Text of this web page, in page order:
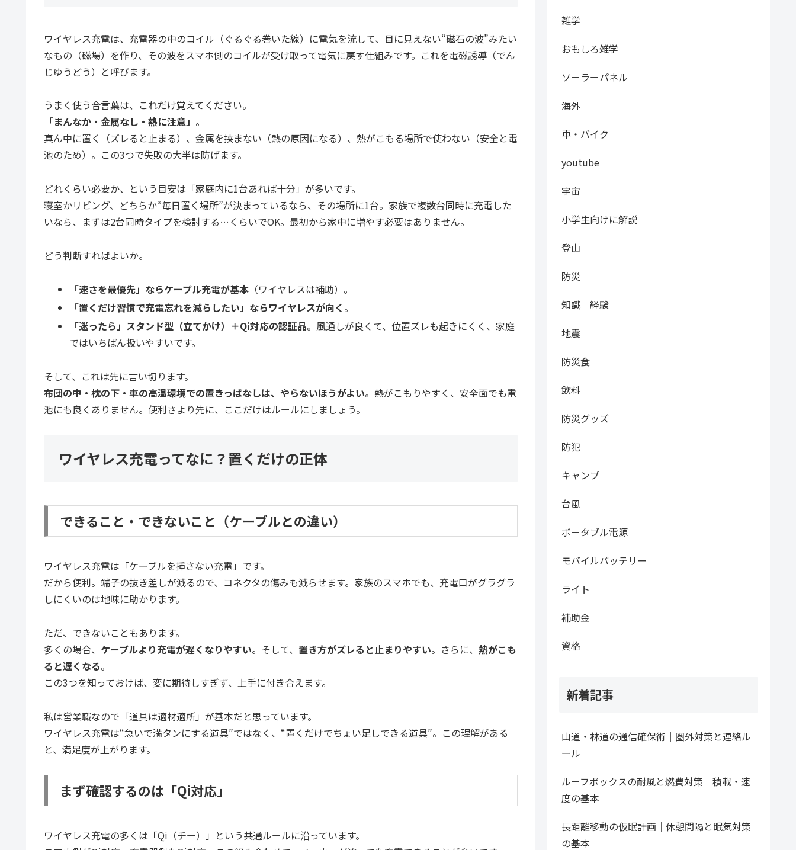
ワイヤレス充電は、充電器の中のコイル（ぐるぐる巻いた線）に電気を流して、目に見えない“磁石の波”みたい
なもの（磁場）を作り、その波をスマホ側のコイルが受け取って電気に戻す仕組みです。これを電磁誘導（でん
じゆうどう）と呼びます。
うまく使う合言葉は、これだけ覚えてください。
「まんなか・金属なし・熱に注意」 。
真ん中に置く（ズレると止まる）、金属を挟まない（熱の原因になる）、熱がこもる場所で使わない（安全と電
池のため）。この3つで失敗の大半は防げます。
どれくらい必要か、という目安は「家庭内に1台あれば十分」が多いです。
寝室かリビング、どちらか“毎日置く場所”が決まっているなら、その場所に1台。家族で複数台同時に充電した
いなら、まずは2台同時タイプを検討する…くらいでOK。最初から家中に増やす必要はありません。
どう判断すればよいか。
「速さを最優先」ならケーブル充電が基本 （ワイヤレスは補助）。
「置くだけ習慣で充電忘れを減らしたい」ならワイヤレスが向く 。
「迷ったら」スタンド型（立てかけ）＋Qi対応の認証品。風通しが良くて、位置ズレも起きにくく、家庭
ではいちばん扱いやすいです。
そして、これは先に言い切ります。
布団の中・枕の下・車の高温環境での置きっぱなしは、やらないほうがよい。熱がこもりやすく、安全面でも電
池にも良くありません。便利さより先に、ここだけはルールにしましょう。
ワイヤレス充電ってなに？置くだけの正体
できること・できないこと（ケーブルとの違い）
ワイヤレス充電は「ケーブルを挿さない充電」です。
だから便利。端子の抜き差しが減るので、コネクタの傷みも減らせます。家族のスマホでも、充電口がグラグラ
しにくいのは地味に助かります。
ただ、できないこともあります。
多くの場合、 ケーブルより充電が遅くなりやすい。そして、 置き方がズレると止まりやすい。さらに、 熱がこも
ると遅くなる。
この3つを知っておけば、変に期待しすぎず、上手に付き合えます。
私は営業職なので「道具は適材適所」が基本だと思っています。
ワイヤレス充電は“急いで満タンにする道具”ではなく、“置くだけでちょい足しできる道具”。この理解がある
と、満足度が上がります。
まず確認するのは「Qi対応」
ワイヤレス充電の多くは「Qi（チー）」という共通ルールに沿っています。
雑学
おもしろ雑学
ソーラーパネル
海外
車・バイク
youtube
宇宙
小学生向けに解説
登山
防災
知識 経験
地震
防災食
飲料
防災グッズ
防犯
キャンプ
台風
ボータブル電源
モバイルバッテリー
ライト
補助金
資格
新着記事
山道・林道の通信確保術｜圏外対策と連絡ル
ール
ルーフボックスの耐風と燃費対策｜積載・速
度の基本
長距離移動の仮眠計画｜休憩間隔と眠気対策
の基本